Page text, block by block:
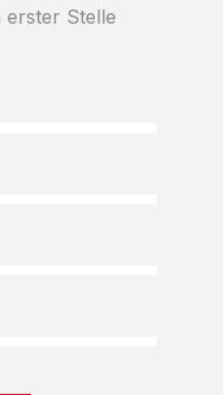
erster Stelle